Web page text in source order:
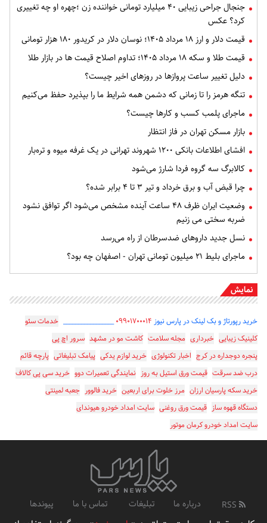
جنجال جراحی زیبایی ۴۰ میلیارد تومانی خواننده زن ؛چهره او چه تغییری
کرد؟ عکس
قیمت دلار و ارز ۱۸ مرداد ۱۴۰۵​؛ نوسان دلار در کریدور ۱۸۰ هزار تومانی
قیمت طلا و سکه ۱۸ مرداد ۱۴۰۵؛ تداوم اصلاح قیمت ها در بازار طلا
دلیل تغییر ساعت پروازها در روزهای اخیر چیست؟
تنگه هرمز را تا زمانی که دشمن همه‌ شرایط ما را بپذیرد حفظ می‌کنیم
ماجرای پلمب کسب و کارها چیست؟
بازار مسکن تهران در فاز انتظار
افشای اطلاعات بانکی ۱۲۰۰ شهروند تهرانی در یک غرفه میوه و تره‌بار
کالابرگ سه گروه فردا شارژ می‌شود
چرا قبض آب و برق خرداد و تیر ۳ تا ۴ برابر شده؟
وضعیت ایران ظرف ۴۸ ساعت آینده مشخص می‌شود اگر توافق نشود
ضربه سختی می زنیم
نسل جدید داروهای ضدسرطان از راه می‌رسد
ماجرای بلیط ۲۱ میلیون تومانی تهران - اصفهان چه بود؟
نمایش
خرید رپورتاژ و بک لینک در پارس نیوز ۰۹۹۰۱۷۰۰۰۱۴_________________ خدمات سئو
کلینیک زیبایی خبرداری مجله سلامت کاشت مو در مشهد سرور اچ پی
پنجره دوجداره در کرج اخبار تکنولوژی خرید لوازم یدکی پیامک تبلیغاتی پارچه قائم
درب ضد سرقت قیمت ورق استیل به روز نمایندگی تعمیرات دوو خرید سی پی کالاف
خرید سکه پارسیان ارزان مرز خلوت برای اربعین خرید فالوور جعبه لمینتی
دستگاه قهوه ساز قیمت ورق روغنی سایت امداد خودرو هیوندای
سایت امداد خودرو کرمان موتور
درباره ما تبلیغات تماس با ما پیوندها